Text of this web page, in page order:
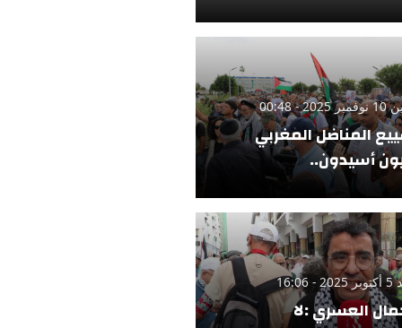
- 00:48
المناضل المغربي
أسيدون..
16:06
العسري :لا